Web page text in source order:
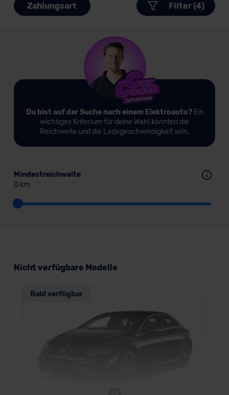
Zahlungsart Filter (4)
Mindestreichweite
0 km
Du bist auf der Suche nach einem Elektroauto?Ein
wichtiges Kriterium für deine Wahl könnten die
Reichweite und die Ladegeschwindigkeit sein.
Nicht verfügbare Modelle
Bald verfügbar